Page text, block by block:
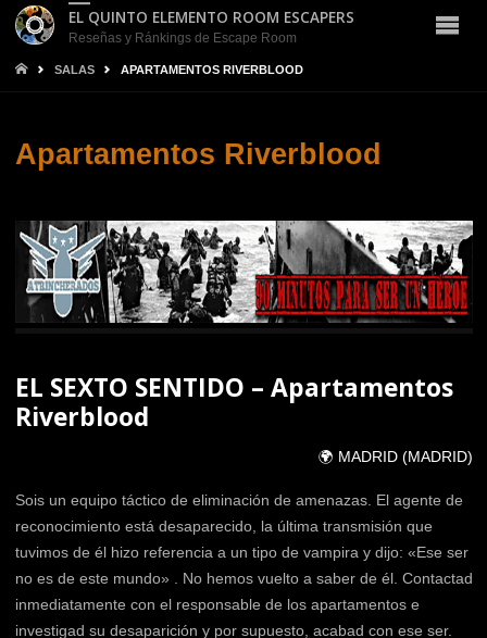
EL QUINTO ELEMENTO ROOM ESCAPERS
Reseñas y Ránkings de Escape Room
INICIOSALAS APARTAMENTOS RIVERBLOOD
Apartamentos Riverblood
EL SEXTO SENTIDO – Apartamentos
Riverblood
🌍 MADRID (MADRID)
Sois un equipo táctico de eliminación de amenazas. El agente de
reconocimiento está desaparecido, la última transmisión que
tuvimos de él hizo referencia a un tipo de vampira y dijo: «Ese ser
no es de este mundo» . No hemos vuelto a saber de él. Contactad
inmediatamente con el responsable de los apartamentos e
investigad su desaparición y por supuesto, acabad con ese ser.